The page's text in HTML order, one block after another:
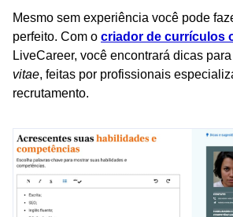
Mesmo sem experiência você pode
perfeito. Com o criador de currículos
LiveCareer, você encontrará dicas
vitae, feitas por profissionais
recrutamento.